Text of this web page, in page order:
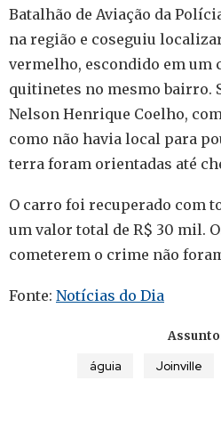
Batalhão de Aviação da
na região e coseguiu
vermelho, escondido em um
quitinetes no mesmo bairro.
Nelson Henrique Coelho,
como não havia local para
terra foram orientadas até
O carro foi recuperado com
um valor total de R$ 30 mil.
cometerem o crime não
Fonte: Notícias do Dia
águia Joinville